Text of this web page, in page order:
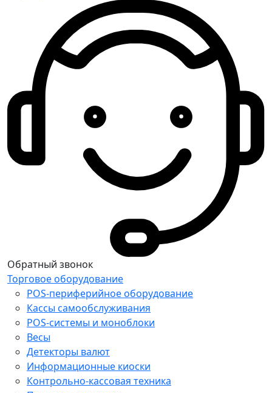
Обратный звонок
Торговое оборудование
POS-периферийное оборудование
Кассы самообслуживания
POS-системы и моноблоки
Весы
Детекторы валют
Информационные киоски
Контрольно-кассовая техника